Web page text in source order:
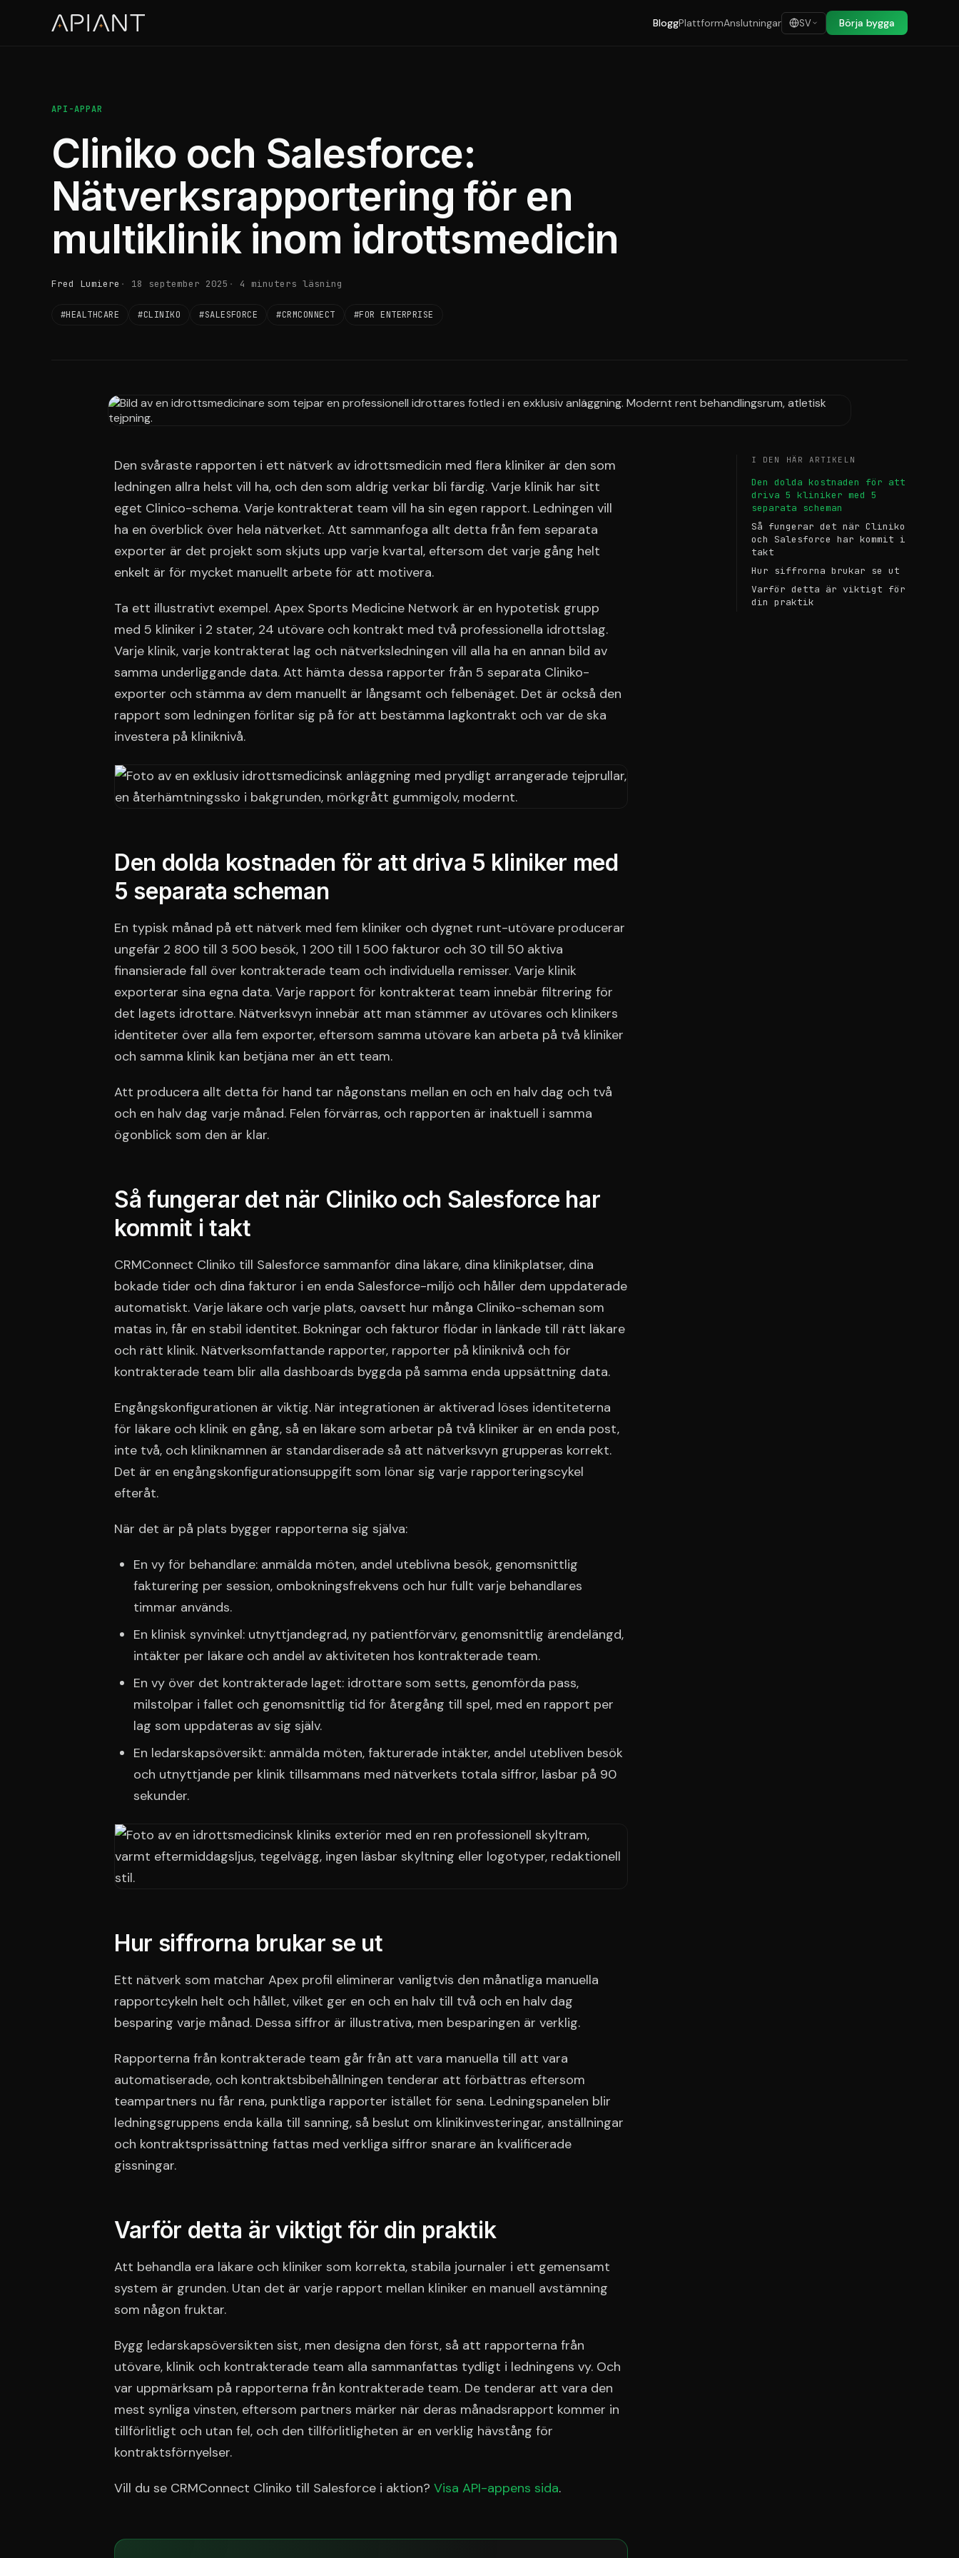
BloggPlattformAnslutningar SV Börja bygga
API-APPAR
Cliniko och Salesforce:
Nätverksrapportering för en
multiklinik inom idrottsmedicin
Fred Lumiere 18 september 2025 4 minuters läsning
#HEALTHCARE #CLINIKO #SALESFORCE #CRMCONNECT #FOR ENTERPRISE
Den svåraste rapporten i ett nätverk av idrottsmedicin med flera kliniker är den som
ledningen allra helst vill ha, och den som aldrig verkar bli färdig. Varje klinik har sitt
eget Clinico-schema. Varje kontrakterat team vill ha sin egen rapport. Ledningen vill
ha en överblick över hela nätverket. Att sammanfoga allt detta från fem separata
exporter är det projekt som skjuts upp varje kvartal, eftersom det varje gång helt
enkelt är för mycket manuellt arbete för att motivera.
Ta ett illustrativt exempel. Apex Sports Medicine Network är en hypotetisk grupp
med 5 kliniker i 2 stater, 24 utövare och kontrakt med två professionella idrottslag.
Varje klinik, varje kontrakterat lag och nätverksledningen vill alla ha en annan bild av
samma underliggande data. Att hämta dessa rapporter från 5 separata Cliniko-
exporter och stämma av dem manuellt är långsamt och felbenäget. Det är också den
rapport som ledningen förlitar sig på för att bestämma lagkontrakt och var de ska
investera på kliniknivå.
Den dolda kostnaden för att driva 5 kliniker med
5 separata scheman
En typisk månad på ett nätverk med fem kliniker och dygnet runt-utövare producerar
ungefär 2 800 till 3 500 besök, 1 200 till 1 500 fakturor och 30 till 50 aktiva
finansierade fall över kontrakterade team och individuella remisser. Varje klinik
exporterar sina egna data. Varje rapport för kontrakterat team innebär filtrering för
det lagets idrottare. Nätverksvyn innebär att man stämmer av utövares och klinikers
identiteter över alla fem exporter, eftersom samma utövare kan arbeta på två kliniker
och samma klinik kan betjäna mer än ett team.
Att producera allt detta för hand tar någonstans mellan en och en halv dag och två
och en halv dag varje månad. Felen förvärras, och rapporten är inaktuell i samma
ögonblick som den är klar.
Så fungerar det när Cliniko och Salesforce har
kommit i takt
CRMConnect Cliniko till Salesforce sammanför dina läkare, dina klinikplatser, dina
bokade tider och dina fakturor i en enda Salesforce-miljö och håller dem uppdaterade
automatiskt. Varje läkare och varje plats, oavsett hur många Cliniko-scheman som
matas in, får en stabil identitet. Bokningar och fakturor flödar in länkade till rätt läkare
och rätt klinik. Nätverksomfattande rapporter, rapporter på kliniknivå och för
kontrakterade team blir alla dashboards byggda på samma enda uppsättning data.
Engångskonfigurationen är viktig. När integrationen är aktiverad löses identiteterna
för läkare och klinik en gång, så en läkare som arbetar på två kliniker är en enda post,
inte två, och kliniknamnen är standardiserade så att nätverksvyn grupperas korrekt.
Det är en engångskonfigurationsuppgift som lönar sig varje rapporteringscykel
efteråt.
När det är på plats bygger rapporterna sig själva:
En vy för behandlare: anmälda möten, andel uteblivna besök, genomsnittlig
fakturering per session, ombokningsfrekvens och hur fullt varje behandlares
timmar används.
En klinisk synvinkel: utnyttjandegrad, ny patientförvärv, genomsnittlig ärendelängd,
intäkter per läkare och andel av aktiviteten hos kontrakterade team.
En vy över det kontrakterade laget: idrottare som setts, genomförda pass,
milstolpar i fallet och genomsnittlig tid för återgång till spel, med en rapport per
lag som uppdateras av sig själv.
En ledarskapsöversikt: anmälda möten, fakturerade intäkter, andel utebliven besök
och utnyttjande per klinik tillsammans med nätverkets totala siffror, läsbar på 90
sekunder.
Hur siffrorna brukar se ut
Ett nätverk som matchar Apex profil eliminerar vanligtvis den månatliga manuella
rapportcykeln helt och hållet, vilket ger en och en halv till två och en halv dag
besparing varje månad. Dessa siffror är illustrativa, men besparingen är verklig.
Rapporterna från kontrakterade team går från att vara manuella till att vara
automatiserade, och kontraktsbibehållningen tenderar att förbättras eftersom
teampartners nu får rena, punktliga rapporter istället för sena. Ledningspanelen blir
ledningsgruppens enda källa till sanning, så beslut om klinikinvesteringar, anställningar
och kontraktsprissättning fattas med verkliga siffror snarare än kvalificerade
gissningar.
Varför detta är viktigt för din praktik
Att behandla era läkare och kliniker som korrekta, stabila journaler i ett gemensamt
system är grunden. Utan det är varje rapport mellan kliniker en manuell avstämning
som någon fruktar.
Bygg ledarskapsöversikten sist, men designa den först, så att rapporterna från
utövare, klinik och kontrakterade team alla sammanfattas tydligt i ledningens vy. Och
var uppmärksam på rapporterna från kontrakterade team. De tenderar att vara den
mest synliga vinsten, eftersom partners märker när deras månadsrapport kommer in
tillförlitligt och utan fel, och den tillförlitligheten är en verklig hävstång för
kontraktsförnyelser.
Vill du se CRMConnect Cliniko till Salesforce i aktion? Visa API-appens sida.
I DEN HÄR ARTIKELN
Den dolda kostnaden för att
driva 5 kliniker med 5
separata scheman
Så fungerar det när Cliniko
och Salesforce har kommit i
takt
Hur siffrorna brukar se ut
Varför detta är viktigt för
din praktik